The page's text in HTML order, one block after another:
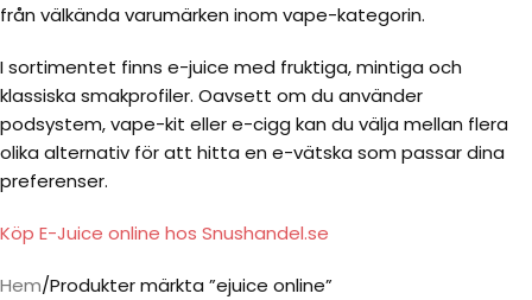
från välkända varumärken inom vape-kategorin.
I sortimentet finns e-juice med fruktiga, mintiga och
klassiska smakprofiler. Oavsett om du använder
podsystem, vape-kit eller e-cigg kan du välja mellan flera
olika alternativ för att hitta en e-vätska som passar dina
preferenser.
Köp E-Juice online hos Snushandel.se
Hem Produkter märkta ”ejuice online”